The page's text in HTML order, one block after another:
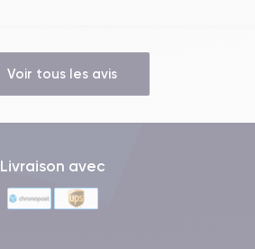
Voir tous les avis
Livraison avec